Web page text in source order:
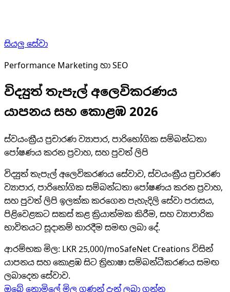
සියලු සේවා
Performance Marketing හා SEO
විද්‍යුත් තැපැල් අලෙවිකරණය
යාපනය සහ කොළඹ 2026
ස්වයංක්‍රීය ප්‍රචාරණ ව්‍යාපාර, පාරිභෝගික සම්බන්ධතා
පෝෂණය කරන ප්‍රවාහ, සහ පුවත් ලිපි
විද්‍යුත් තැපැල් අලෙවිකරණය සේවාව, ස්වයංක්‍රීය ප්‍රචාරණ
ව්‍යාපාර, පාරිභෝගික සම්බන්ධතා පෝෂණය කරන ප්‍රවාහ,
සහ පුවත් ලිපි ඉලක්ක කරගෙන පැහැදිලි සේවා පරාසය,
පිළිවෙළකට සකස් කළ ක්‍රියාත්මක කිරීම, සහ ව්‍යාපාරික
භාවිතයට සූදානම් භාරදීම සමඟ ලබා දේ.
ආරම්භක මිල: LKR 25,000/moSafeNet Creations විසින්
යාපනය සහ කොළඹ සිට ත්‍රිභාෂා සම්බන්ධීකරණය සමඟ
ලබාදෙන සේවාව.
ඔබේ නොමිලේ මිල ගණන් දැන් ලබා ගන්න